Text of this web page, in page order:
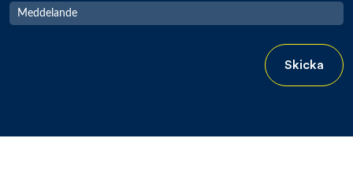
Skicka